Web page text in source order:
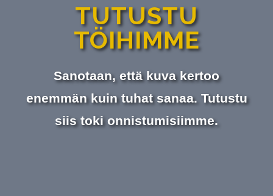
TUTUSTU
TÖIHIMME
Sanotaan, että kuva kertoo
enemmän kuin tuhat sanaa. Tutustu
siis toki onnistumisiimme.